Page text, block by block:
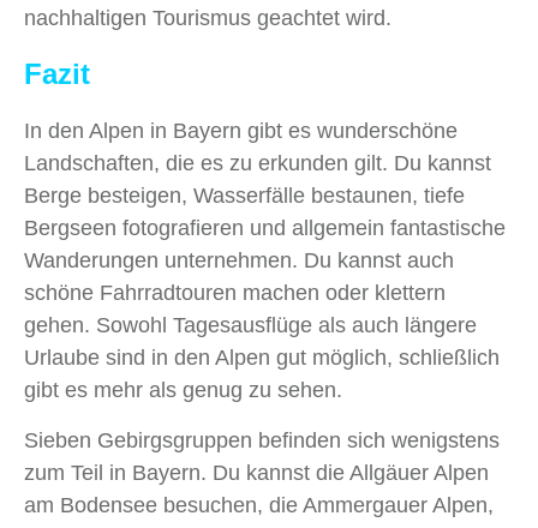
nachhaltigen Tourismus geachtet wird.
Fazit
In den Alpen in Bayern gibt es wunderschöne
Landschaften, die es zu erkunden gilt. Du kannst
Berge besteigen, Wasserfälle bestaunen, tiefe
Bergseen fotografieren und allgemein fantastische
Wanderungen unternehmen. Du kannst auch
schöne Fahrradtouren machen oder klettern
gehen. Sowohl Tagesausflüge als auch längere
Urlaube sind in den Alpen gut möglich, schließlich
gibt es mehr als genug zu sehen.
Sieben Gebirgsgruppen befinden sich wenigstens
zum Teil in Bayern. Du kannst die Allgäuer Alpen
am Bodensee besuchen, die Ammergauer Alpen,